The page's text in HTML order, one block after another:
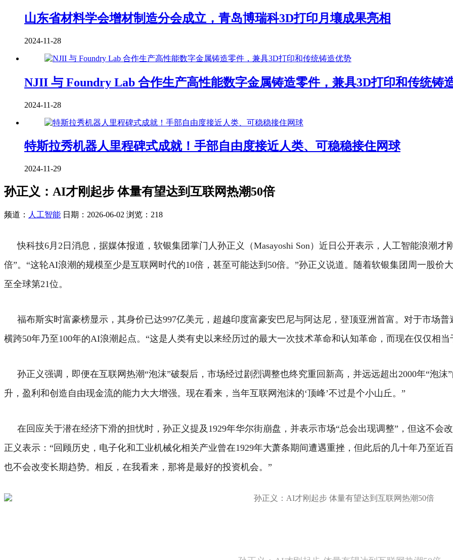
山东省材料学会增材制造分会成立，青岛博瑞科3D打印月壤成果亮相
2024-11-28
NJII 与 Foundry Lab 合作生产高性能数字金属铸造零件，兼具3D打印和传统铸
2024-11-28
特斯拉秀机器人里程碑式成就！手部自由度接近人类、可稳稳接住网球
2024-11-29
孙正义：AI才刚起步 体量有望达到互联网热潮50倍
频道： 人工智能 日期： 2026-06-02 浏览：218
快科技6月2日消息，据媒体报道，软银集团掌门人孙正义（Masayoshi Son）近日公开表示，人工智能浪潮
倍”。 “这轮AI浪潮的规模至少是互联网时代的10倍，甚至可能达到50倍。”孙正义说道。 随着软银集团周一股价
至全球第21位。
福布斯实时富豪榜显示，其身价已达997亿美元，超越印度富豪安巴尼与阿达尼，登顶亚洲首富。 对于市场普
横跨50年乃至100年的AI浪潮起点。 “这是人类有史以来经历过的最大一次技术革命和认知革命，而现在仅仅相
孙正义强调，即便在互联网热潮“泡沫”破裂后，市场经过剧烈调整也终究重回新高，并远远超出2000年“泡
升，盈利和创造自由现金流的能力大大增强。现在看来，当年互联网泡沫的‘顶峰’不过是个小山丘。”
在回应关于潜在经济下滑的担忧时，孙正义提及1929年华尔街崩盘，并表示市场“总会出现调整”，但这不会
正义表示：“回顾历史，电子化和工业机械化相关产业曾在1929年大萧条期间遭遇重挫，但此后的几十年乃至
也不会改变长期趋势。相反，在我看来，那将是最好的投资机会。”